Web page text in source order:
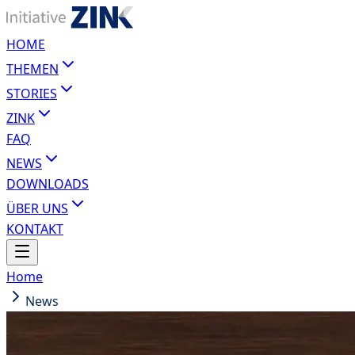
HOME
THEMEN
STORIES
ZINK
FAQ
NEWS
DOWNLOADS
ÜBER UNS
KONTAKT
Home
News